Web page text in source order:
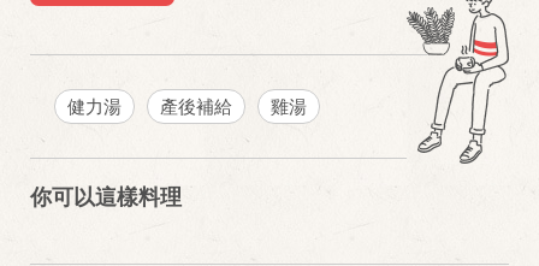
健力湯 產後補給 雞湯
你可以這樣料理